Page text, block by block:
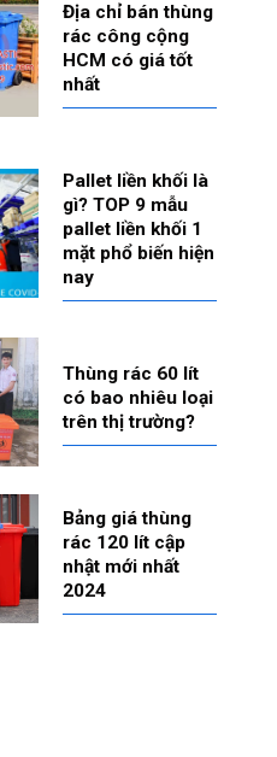
Địa chỉ bán thùng
rác công cộng
HCM có giá tốt
nhất
Pallet liền khối là
gì? TOP 9 mẫu
pallet liền khối 1
mặt phổ biến hiện
nay
Thùng rác 60 lít
có bao nhiêu loại
trên thị trường?
Bảng giá thùng
rác 120 lít cập
nhật mới nhất
2024